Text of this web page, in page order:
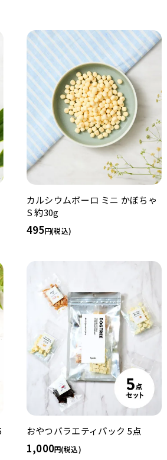
カルシウムボーロ ミニ かぼちゃ
S 約30g
495 (税込)
おやつバラエティパック 5点
1,000 (税込)